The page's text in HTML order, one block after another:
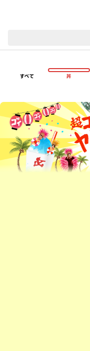
すべて 丼
超ゴイゴイヤスー夏祭